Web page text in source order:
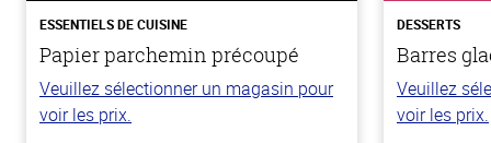
ESSENTIELS DE CUISINE
Papier parchemin précoupé
Veuillez sélectionner un magasin pour
voir les prix.
DESSERTS
Barres
Veuillez
voir les prix.